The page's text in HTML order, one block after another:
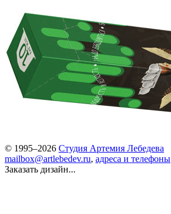
© 1995–2026 Студия Артемия Лебедева
mailbox@artlebedev.ru, адреса и телефоны
Заказать дизайн...